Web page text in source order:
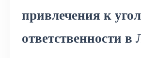
привлечения к
ответственности в